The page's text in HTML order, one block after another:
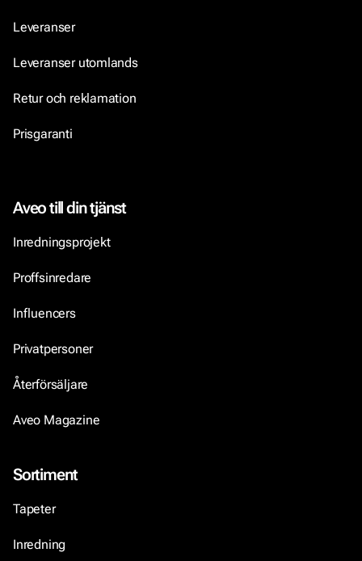
Leveranser
Leveranser utomlands
Retur och reklamation
Prisgaranti
Aveo till din tjänst
Inredningsprojekt
Proffsinredare
Influencers
Privatpersoner
Återförsäljare
Aveo Magazine
Sortiment
Tapeter
Inredning